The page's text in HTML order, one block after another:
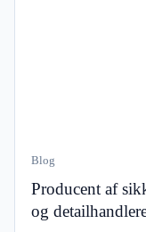
Blog
Producent af
og